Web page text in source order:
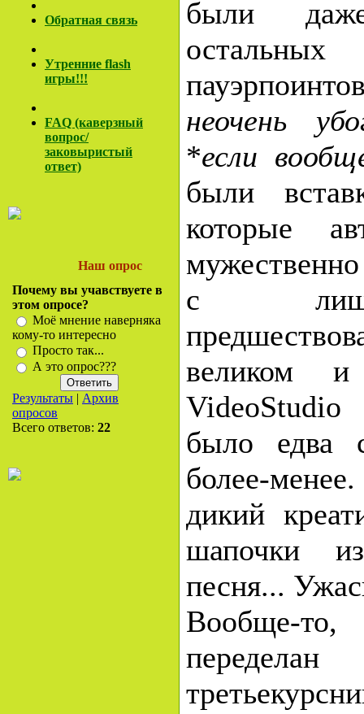
Обратная связь
Утренние flash
игры!!!
FAQ (каверзный
вопрос/
заковыристый
ответ)
Наш опрос
Почему вы учавствуете в
этом опросе?
Моё мнение наверняка
кому-то интересно
Просто так...
А это опрос???
Результаты | Архив
опросов
Всего ответов: 22
были
неочень
*если
были
которые
с
великом
было едва
более-
дикий
шапочки
песня...
Вообще-